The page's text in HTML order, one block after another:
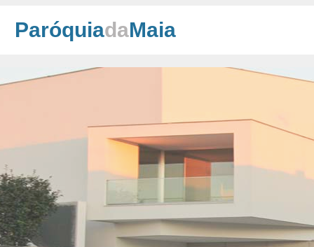
ParóquiadaMaia